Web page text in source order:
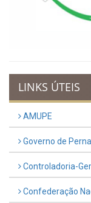
LINKS ÚTEIS
AMUPE
Governo de
Controladoria-
Confederação